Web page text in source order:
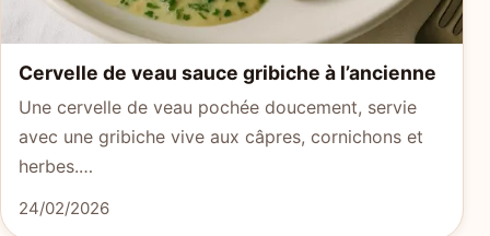
Cervelle de veau sauce gribiche à l’ancienne
Une cervelle de veau pochée doucement, servie
avec une gribiche vive aux câpres, cornichons et
herbes.…
24/02/2026